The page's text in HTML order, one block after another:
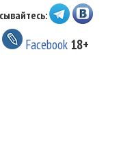
Facebook 18+